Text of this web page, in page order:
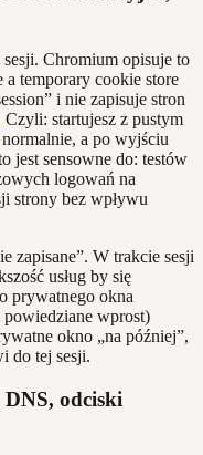
Chromium opisuje to
a temporary cookie store
i nie zapisuje stron
Czyli: startujesz z pustym
normalnie, a po wyjściu
jest sensowne do: testów
logowań na
strony bez wpływu
zapisane”. W trakcie sesji
usług by się
prywatnego okna
wprost)
okno „na później”,
do tej sesji.
odciski